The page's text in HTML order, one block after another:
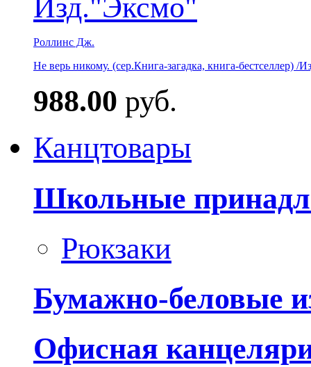
Роллинс Дж.
Не верь никому. (сер.Книга-загадка, книга-бестселлер) /
988.00 руб.
Канцтовары
Школьные
Рюкзаки
Бумажно-беловые
Офисная